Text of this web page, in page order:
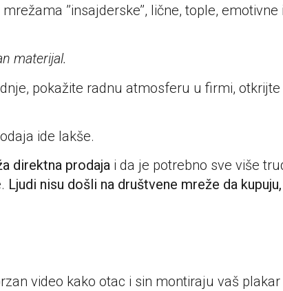
’’insajderske’’, lične, tople, emotivne
materijal.
pokažite radnu atmosferu u firmi, otkrijte
ide lakše.
direktna prodaja i da je potrebno sve više
Ljudi nisu došli na društvene mreže da kupuju,
video kako otac i sin montiraju vaš plakar